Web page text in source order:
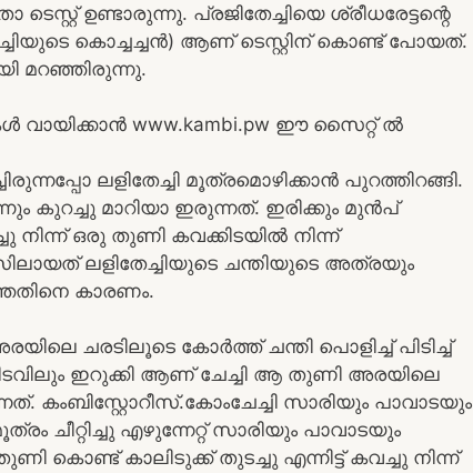
ഉണ്ടാരുന്നു. പ്രജിതേച്ചിയെ ശ്രീധരേട്ടന്റെ
കൊച്ചച്ചൻ) ആണ് ടെസ്റ്റിന് കൊണ്ട് പോയത്.
മറഞ്ഞിരുന്നു.
www.kambi.pw ഈ സൈറ്റ് ൽ
ലളിതേച്ചി മൂത്രമൊഴിക്കാൻ പുറത്തിറങ്ങി.
കുറച്ചു മാറിയാ ഇരുന്നത്. ഇരിക്കും മുൻപ്
നിന്ന് ഒരു തുണി കവക്കിടയിൽ നിന്ന്
ലളിതേച്ചിയുടെ ചന്തിയുടെ അത്രയും
കാരണം.
ചരടിലൂടെ കോർത്ത് ചന്തി പൊളിച്ച് പിടിച്ച്
ഇറുക്കി ആണ് ചേച്ചി ആ തുണി അരയിലെ
കംബിസ്റ്റോറീസ്.കോംചേച്ചി സാരിയും പാവാടയും
ചീറ്റിച്ചു എഴുന്നേറ്റ് സാരിയും പാവാടയും
കൊണ്ട് കാലിടുക്ക് തുടച്ചു എന്നിട്ട് കവച്ചു നിന്ന്